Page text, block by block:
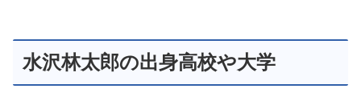
水沢林太郎の出身高校や大学